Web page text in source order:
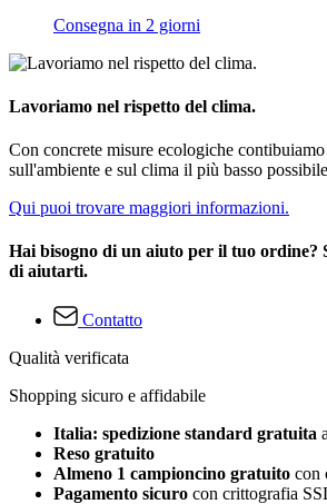
Consegna in 2 giorni
Lavoriamo nel rispetto del clima.
Con concrete misure ecologiche
sull'ambiente e sul clima il più basso
Qui puoi trovare maggiori informazioni.
Hai bisogno di un aiuto per il tuo ordine?
di aiutarti.
Contatto
Qualità verificata
Shopping sicuro e affidabile
Italia: spedizione standard gratuita
Reso gratuito
Almeno 1 campioncino gratuito con
Pagamento sicuro con crittografia